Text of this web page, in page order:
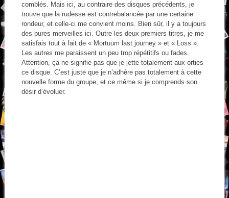
comblés. Mais ici, au contraire des disques précédents, je
trouve que la rudesse est contrebalancée par une certaine
rondeur, et celle-ci me convient moins. Bien sûr, il y a toujours
des pures merveilles ici. Outre les deux premiers titres, je me
satisfais tout à fait de « Mortuum last journey » et « Loss ».
Les autres me paraissent un peu trop répétitifs ou fades.
Attention, ça ne signifie pas que je jette totalement aux orties
ce disque. C’est juste que je n’adhère pas totalement à cette
nouvelle forme du groupe, et ce même si je comprends son
désir d’évoluer.